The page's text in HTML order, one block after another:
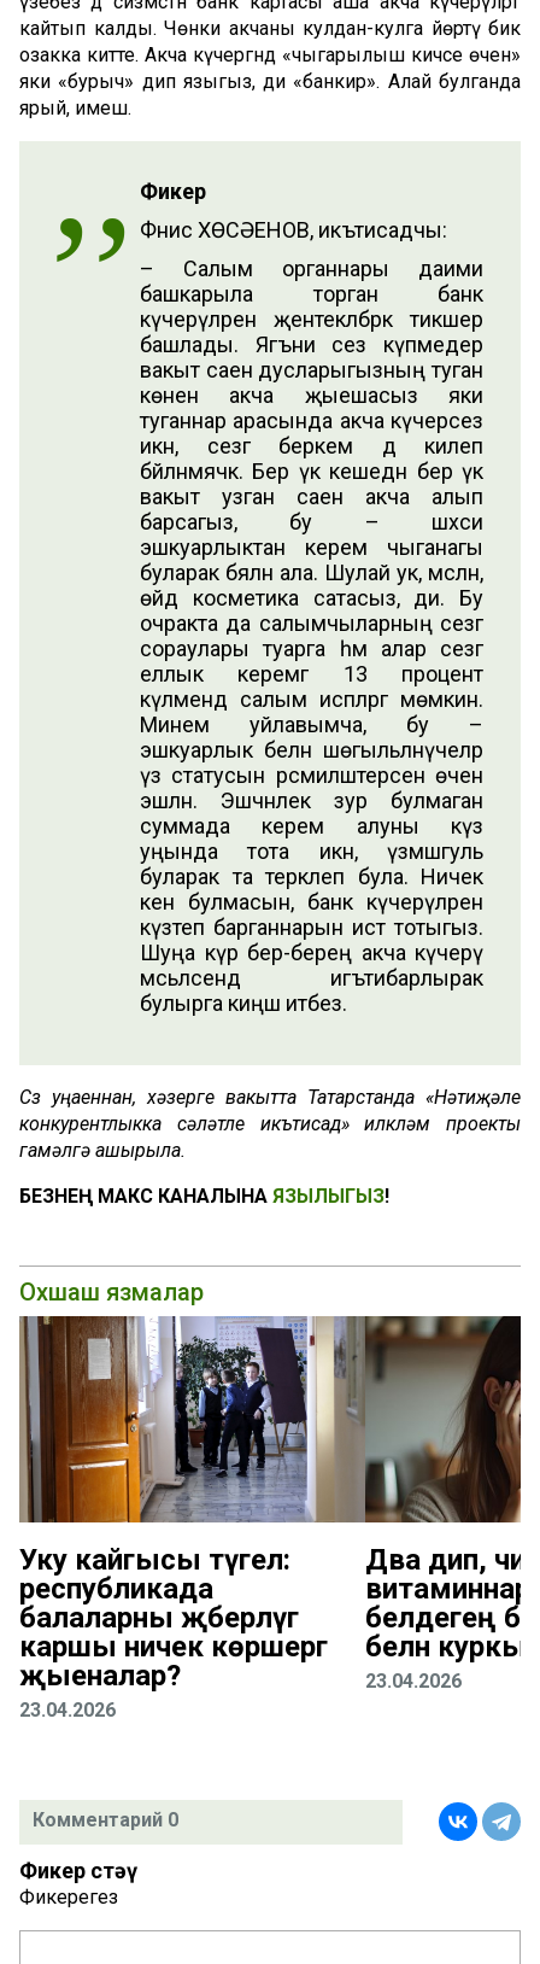
кайтып калды. Чөнки акчаны кулдан-кулга йөртү бик
озакка китте. Акча күчергәндә «чыгарылыш кичәсе өчен»
яки «бурыч» дип языгыз, ди «банкир». Алай булганда
ярый, имеш.
Фикер
Фәнис ХӨСӘЕНОВ, икътисадчы:
– Салым органнары даими
башкарыла торган банк
күчерүләрен җентекләбрәк тикшерә
башлады. Ягъни сез күпмедер
вакыт саен дусларыгызның туган
көненә акча җыешасыз яки
туганнар арасында акча күчерәсез
икән, сезгә беркем дә килеп
бәйләнмәячәк. Бер үк кешедән бер үк
вакыт узган саен акча алып
барсагыз, бу – шәхси
эшкуарлыктан керем чыганагы
буларак бәяләнә ала. Шулай ук, мәсәлән,
өйдә косметика сатасыз, ди. Бу
очракта да салымчыларның сезгә
сораулары туарга һәм алар сезгә
еллык керемгә 13 процент
күләмендә салым исәпләргә мөмкин.
Минем уйлавымча, бу –
эшкуарлык белән шөгыльләнүчеләр
үз статусын рәсмиләштерсен өчен
эшләнә. Эшчәнлек зур булмаган
суммада керем алуны күз
уңында тота икән, үзмәшгуль
буларак та теркәлеп була. Ничек
кенә булмасын, банк күчерүләрен
күзәтеп барганнарын истә тотыгыз.
Шуңа күрә бер-береңә акча күчерү
мәсьәләсендә игътибарлырак
булырга киңәш итәбез.
Сүз уңаеннан, хәзерге вакытта Татарстанда «Нәтиҗәле
конкурентлыкка сәләтле икътисад» илкүләм проекты
гамәлгә ашырыла.
БЕЗНЕҢ МАКС КАНАЛЫНА ЯЗЫЛЫГЫЗ!
Охшаш язмалар
Уку кайгысы түгел:
республикада
балаларны җәберләүгә
каршы ничек көрәшергә
җыеналар?
23.04.2026
Дәва дип,
белдегең
белән
23.04.2026
Комментарий 0
Фикер өстәү
Фикерегез